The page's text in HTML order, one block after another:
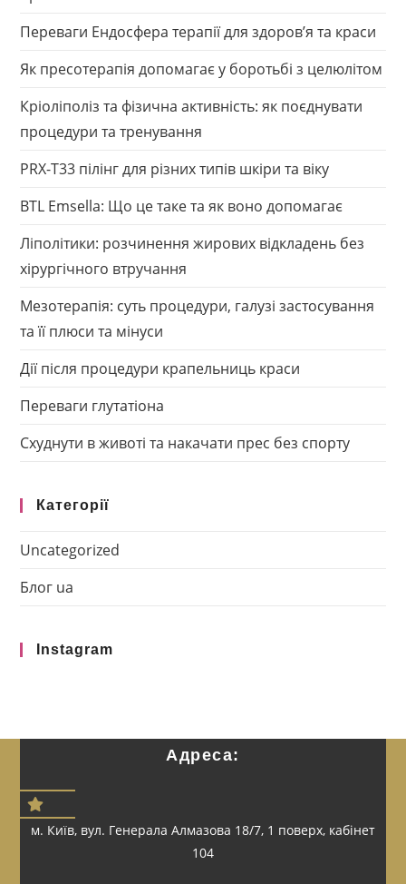
Переваги Ендосфера терапії для здоров’я та краси
Як пресотерапія допомагає у боротьбі з целюлітом
Кріоліполіз та фізична активність: як поєднувати
процедури та тренування
PRX-T33 пілінг для різних типів шкіри та віку
BTL Emsella: Що це таке та як воно допомагає
Ліполітики: розчинення жирових відкладень без
хірургічного втручання
Мезотерапія: суть процедури, галузі застосування
та її плюси та мінуси
Дії після процедури крапельниць краси
Переваги глутатіона
Схуднути в животі та накачати прес без спорту
Категорії
Uncategorized
Блог ua
Instagram
Адреса:
м. Київ, вул. Генерала Алмазова 18/7, 1 поверх, кабінет
104